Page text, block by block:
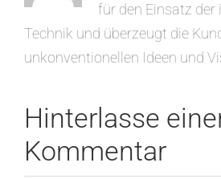
für den Einsatz
Technik und überzeugt die
unkonventionellen Ideen und
Hinterlasse
Kommentar